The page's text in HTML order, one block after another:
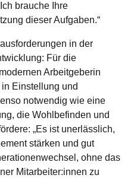
brauche Ihre
dieser Aufgaben.“
in der
Für die
Arbeitgeberin
Einstellung und
notwendig wie eine
die Wohlbefinden und
„Es ist unerlässlich,
stärken und gut
ohne das
Mitarbeiter:innen zu